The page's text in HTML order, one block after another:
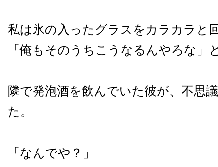
私は氷の入ったグラスをカラカラと
「俺もそのうちこうなるんやろな」
隣で発泡酒を飲んでいた彼が、不思
た。
「なんでや？」